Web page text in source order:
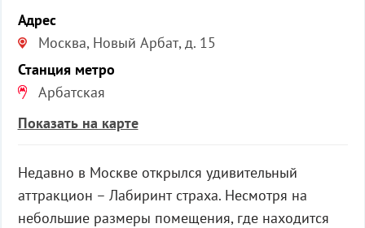
Адрес
Москва, Новый Арбат, д. 15
Станция метро
Арбатская
Показать на карте
Недавно в Москве открылся удивительный
аттракцион – Лабиринт страха. Несмотря на
небольшие размеры помещения, где находится